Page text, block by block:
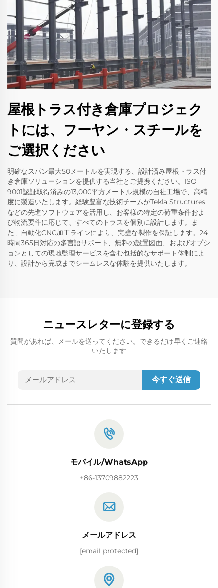
屋根トラス付き倉庫プロジェク
トには、フーヤン・スチールを
ご選択ください
明確なスパン最大50メートルを実現する、設計済み屋根トラス付
き倉庫ソリューションを提供する当社とご提携ください。ISO
9001認証取得済みの13,000平方メートル規模の自社工場で、高精
度に製造いたします。経験豊富な技術チームがTekla Structures
などの先進ソフトウェアを活用し、お客様の特定の荷重条件およ
び物流要件に応じて、すべてのトラスを個別に設計します。ま
た、自動化CNC加工ラインにより、完璧な製作を保証します。24
時間365日対応の多言語サポート、無料の設置図面、およびオプシ
ョンとしての現地監理サービスを含む包括的なサポート体制によ
り、設計から完成までシームレスな体験を提供いたします。
ニュースレターに登録する
質問があれば、メールを送ってください。できるだけ早くご連絡
いたします
今すぐ送信
モバイル/WhatsApp
+86-13709882223
メールアドレス
[email protected]